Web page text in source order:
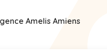
Amelis Amiens